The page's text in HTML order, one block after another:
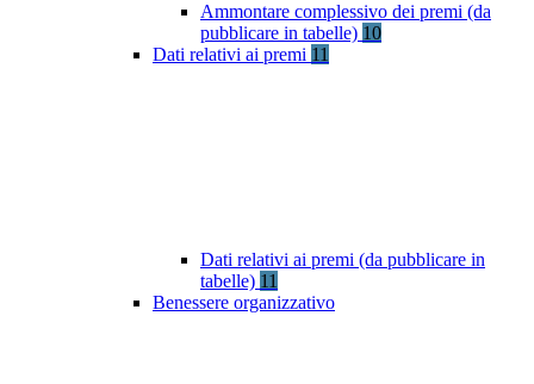
Ammontare complessivo dei premi (da
pubblicare in tabelle) 10
Dati relativi ai premi 11
Dati relativi ai premi (da pubblicare in
tabelle) 11
Benessere organizzativo